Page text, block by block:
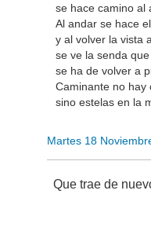
se hace camino al
Al andar se hace
y al volver la vista
se ve la senda
se ha de volver a
Caminante no hay
sino estelas en la
Martes 18
Que trae de